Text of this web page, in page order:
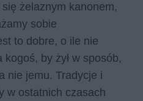
żelaznym kanonem,
sobie
to dobre, o ile nie
by żył w sposób,
nie jemu. Tradycje i
w ostatnich czasach